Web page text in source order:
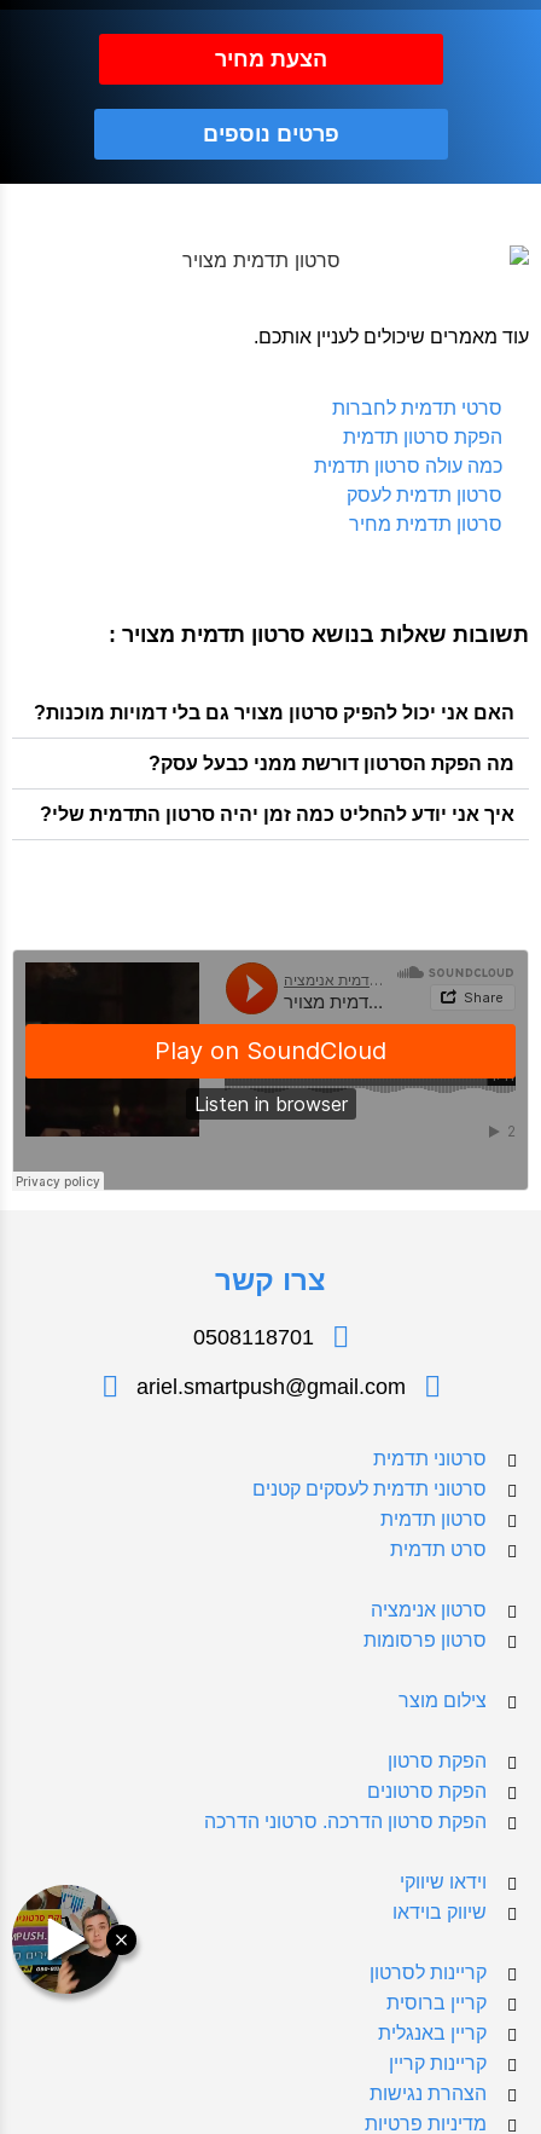
הצעת מחיר
פרטים נוספים
עוד מאמרים שיכולים לעניין אותכם.
סרטי תדמית לחברות
הפקת סרטון תדמית
כמה עולה סרטון תדמית
סרטון תדמית לעסק
סרטון תדמית מחיר
תשובות שאלות בנושא סרטון תדמית מצויר :
האם אני יכול להפיק סרטון מצויר גם בלי דמויות מוכנות?
מה הפקת הסרטון דורשת ממני כבעל עסק?
איך אני יודע להחליט כמה זמן יהיה סרטון התדמית שלי?
צרו קשר
0508118701
ariel.smartpush@gmail.com
סרטוני תדמית
סרטוני תדמית לעסקים קטנים
סרטון תדמית
סרט תדמית
סרטון אנימציה
סרטון פרסומות
צילום מוצר
הפקת סרטון
הפקת סרטונים
הפקת סרטון הדרכה. סרטוני הדרכה
וידאו שיווקי
שיווק בוידאו
קריינות לסרטון
קריין ברוסית
קריין באנגלית
קריינות קריין
הצהרת נגישות
מדיניות פרטיות